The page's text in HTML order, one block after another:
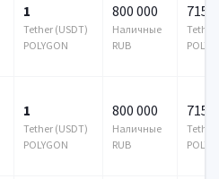
1
Tether (USDT)
POLYGON
800 000
Наличные
RUB
715
Tether
1
Tether (USDT)
POLYGON
800 000
Наличные
RUB
715
Tether